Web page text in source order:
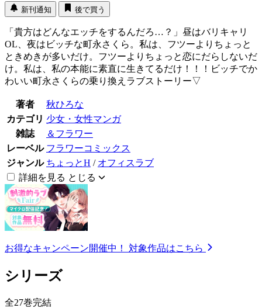
新刊通知 後で買う
「貴方はどんなエッチをするんだろ…？」昼はバリキャリ
OL、夜はビッチな町永さくら。私は、フツーよりちょっと
ときめきが多いだけ。フツーよりちょっと恋にだらしないだ
け。私は、私の本能に素直に生きてるだけ！！！ビッチでか
わいい町永さくらの乗り換えラブストーリー▽
著者
秋ひろな
カテゴリ 少女・女性マンガ
雑誌
＆フラワー
レーベル フラワーコミックス
ジャンル ちょっとH / オフィスラブ
詳細を見る とじる
お得なキャンペーン開催中！ 対象作品はこちら
シリーズ
全27巻完結